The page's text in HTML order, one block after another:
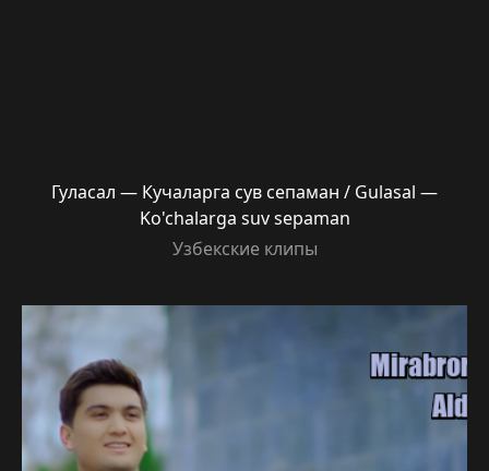
Гуласал — Кучаларга сув сепаман / Gulasal —
Ko'chalarga suv sepaman
Узбекские клипы